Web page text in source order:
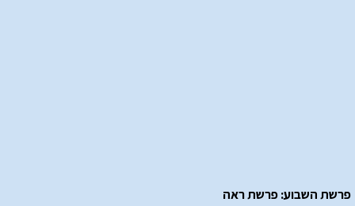
פרשת השבוע: פרשת ראה